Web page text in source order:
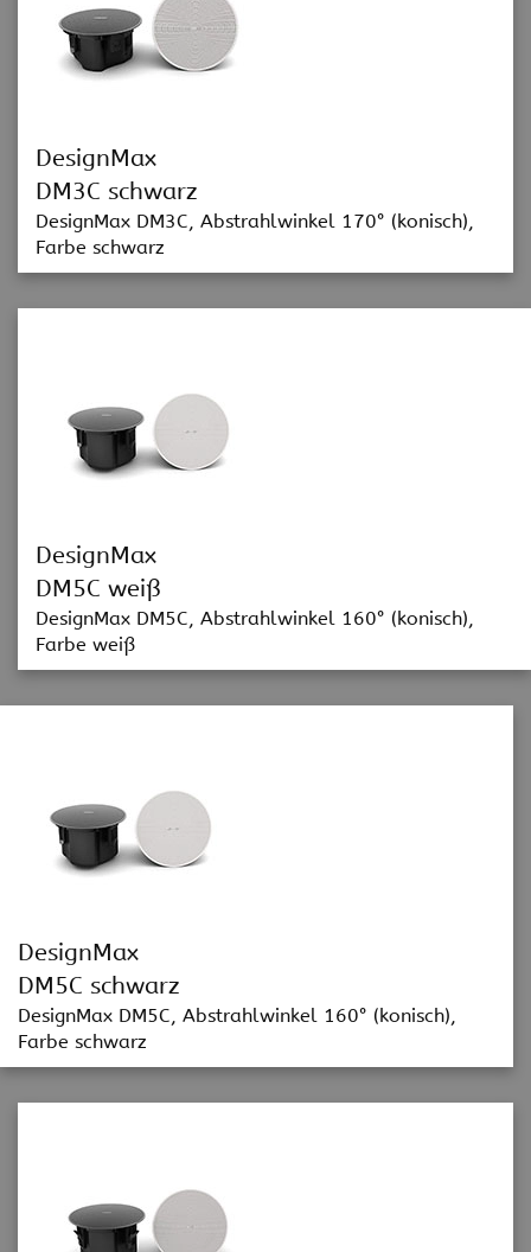
DesignMax
DM3C schwarz
DesignMax DM3C, Abstrahlwinkel 170° (konisch),
Farbe schwarz
DesignMax
DM5C weiß
DesignMax DM5C, Abstrahlwinkel 160° (konisch),
Farbe weiß
DesignMax
DM5C schwarz
DesignMax DM5C, Abstrahlwinkel 160° (konisch),
Farbe schwarz